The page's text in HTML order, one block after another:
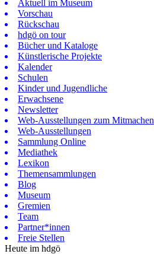
Aktuell im Museum
Vorschau
Rückschau
hdgö on tour
Bücher und Kataloge
Künstlerische Projekte
Kalender
Schulen
Kinder und Jugendliche
Erwachsene
Newsletter
Web-Ausstellungen zum Mitmachen
Web-Ausstellungen
Sammlung Online
Mediathek
Lexikon
Themensammlungen
Blog
Museum
Gremien
Team
Partner*innen
Freie Stellen
Heute im hdgö